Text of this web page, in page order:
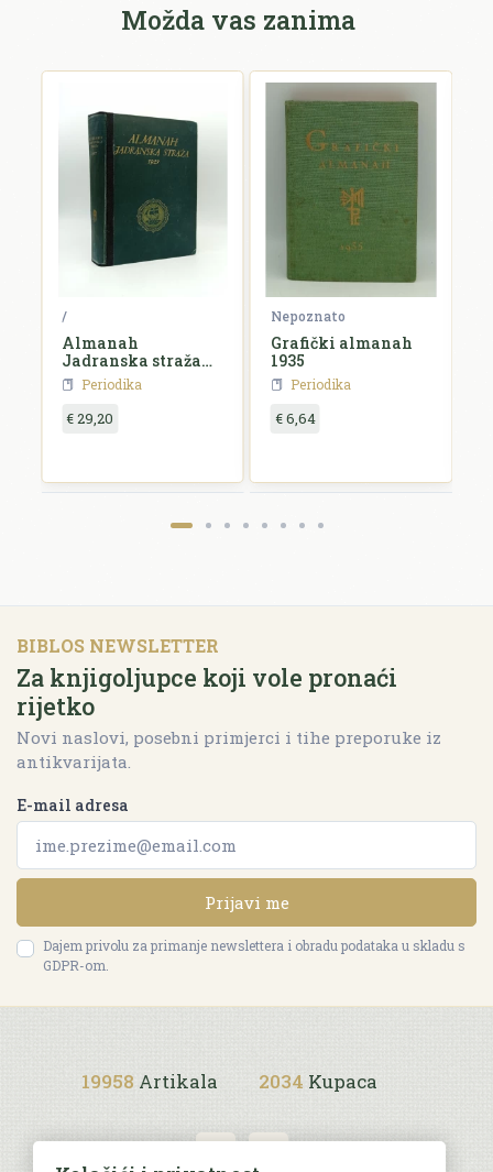
Možda vas zanima
/
Almanah
Jadranska straža
za 1927. godinu
Periodika
€ 29,20
Nepoznato
Grafički almanah
1935
Periodika
€ 6,64
BIBLOS NEWSLETTER
Za knjigoljupce koji vole pronaći
rijetko
Novi naslovi, posebni primjerci i tihe preporuke iz
antikvarijata.
E-mail adresa
Prijavi me
Dajem privolu za primanje newslettera i obradu podataka u skladu s
GDPR-om.
19958 Artikala 2034 Kupaca